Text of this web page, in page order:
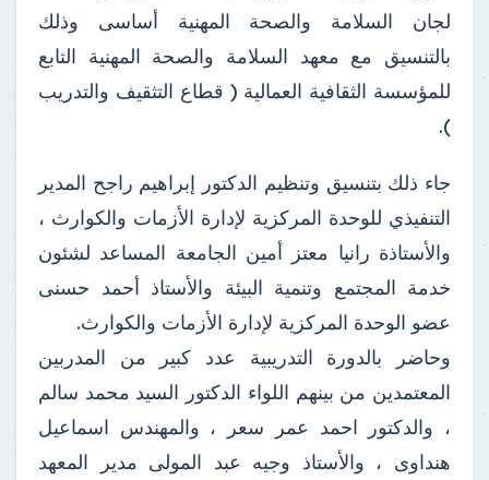
لجان السلامة والصحة المهنية أساسى وذلك
بالتنسيق مع معهد السلامة والصحة المهنية التابع
للمؤسسة الثقافية العمالية ( قطاع التثقيف والتدريب
).
جاء ذلك بتنسيق وتنظيم الدكتور إبراهيم راجح المدير
التنفيذي للوحدة المركزية لإدارة الأزمات والكوارث ،
والأستاذة رانيا معتز أمين الجامعة المساعد لشئون
خدمة المجتمع وتنمية البيئة والأستاذ أحمد حسنى
عضو الوحدة المركزية لإدارة الأزمات والكوارث.
وحاضر بالدورة التدريبية عدد كبير من المدربين
المعتمدين من بينهم اللواء الدكتور السيد محمد سالم
، والدكتور احمد عمر سعر ، والمهندس اسماعيل
هنداوى ، والأستاذ وجيه عبد المولى مدير المعهد